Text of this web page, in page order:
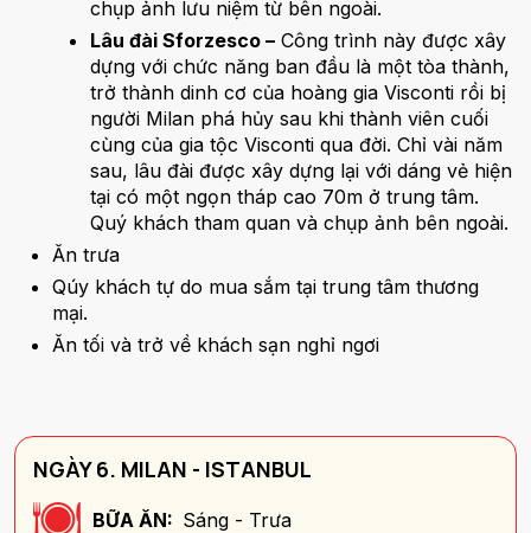
chụp ảnh lưu niệm từ bên ngoài.
Lâu đài Sforzesco – Công trình này được xây
dựng với chức năng ban đầu là một tòa thành,
trở thành dinh cơ của hoàng gia Visconti rồi bị
người Milan phá hủy sau khi thành viên cuối
cùng của gia tộc Visconti qua đời. Chỉ vài năm
sau, lâu đài được xây dựng lại với dáng vẻ hiện
tại có một ngọn tháp cao 70m ở trung tâm.
Quý khách tham quan và chụp ảnh bên ngoài.
Ăn trưa
Qúy khách tự do mua sắm tại trung tâm thương
mại.
Ăn tối và trở về khách sạn nghỉ ngơi
NGÀY 6. MILAN - ISTANBUL
BỮA ĂN: Sáng - Trưa